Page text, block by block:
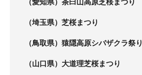
（埼玉県）芝桜まつり
（鳥取県）猿隠高原シバザクラ祭り
（山口県）大道理芝桜まつり